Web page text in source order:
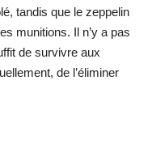
tandis que le zeppelin
munitions. Il n’y a pas
de survivre aux
de l’éliminer